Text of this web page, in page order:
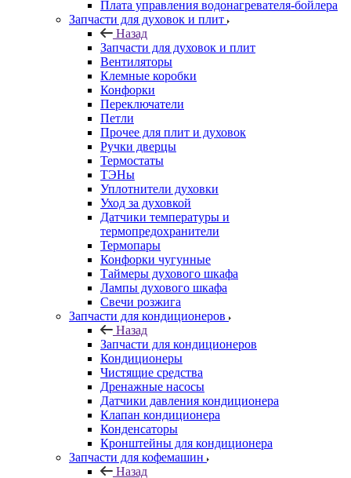
Плата управления водонагревателя-бойлера
Запчасти для духовок и плит
Назад
Запчасти для духовок и плит
Вентиляторы
Клемные коробки
Конфорки
Переключатели
Петли
Прочее для плит и духовок
Ручки дверцы
Термостаты
ТЭНы
Уплотнители духовки
Уход за духовкой
Датчики температуры и
термопредохранители
Термопары
Конфорки чугунные
Таймеры духового шкафа
Лампы духового шкафа
Свечи розжига
Запчасти для кондиционеров
Назад
Запчасти для кондиционеров
Кондиционеры
Чистящие средства
Дренажные насосы
Датчики давления кондиционера
Клапан кондиционера
Конденсаторы
Кронштейны для кондиционера
Запчасти для кофемашин
Назад